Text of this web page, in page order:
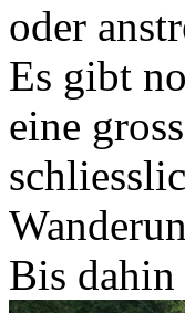
oder
Es gibt
eine
Bis dahin